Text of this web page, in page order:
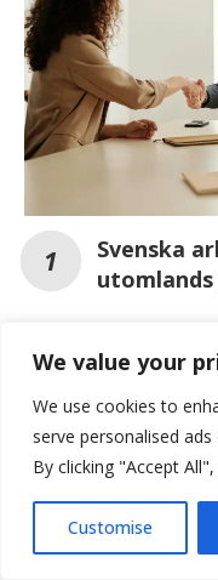
We value your
We use cookies to
serve personalised
By clicking "Accept
Customise
Svenska
Vårens jobb-
kommun
Sveriges
toppar listan
NYHETSBREV JA TACK
Vi använder cookies
upplevelse. Detta
analysera ditt besök
erbjuda dig ett
acceptera vår
Jag